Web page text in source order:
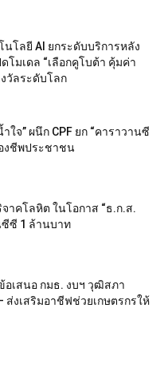
นโลยี AI ยกระดับบริการหลัง
โมเดล “เลือกคูโบต้า คุ้มค่า
วัลระดับโลก
จ” ผนึก CPF ยก “คาราวานซี
งชีพประชาชน
าคโลหิต ในโอกาส “ธ.ก.ส.
ซีซี 1 ล้านบาท
อเสนอ กมธ. งบฯ วุฒิสภา
ส่งเสริมอาชีฟช่วยเกษตรกรให้